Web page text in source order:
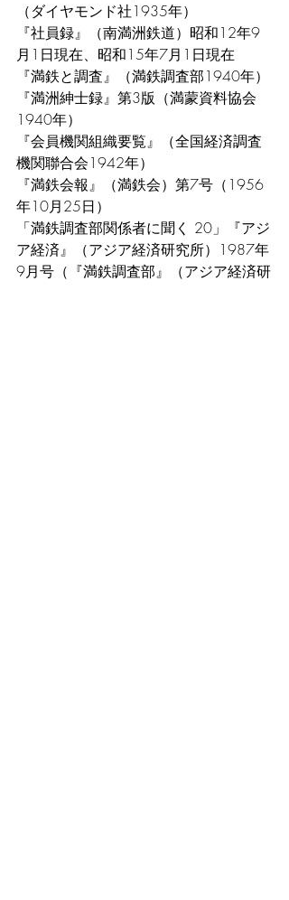
（ダイヤモンド社1935年）
『社員録』（南満洲鉄道）昭和12年9
月1日現在、昭和15年7月1日現在
『満鉄と調査』（満鉄調査部1940年）
『満洲紳士録』第3版（満蒙資料協会
1940年）
『会員機関組織要覧』（全国経済調査
機関聯合会1942年）
『満鉄会報』（満鉄会）第7号（1956
年10月25日）
「満鉄調査部関係者に聞く 20」『アジ
ア経済』（アジア経済研究所）1987年
9月号（『満鉄調査部』（アジア経済研